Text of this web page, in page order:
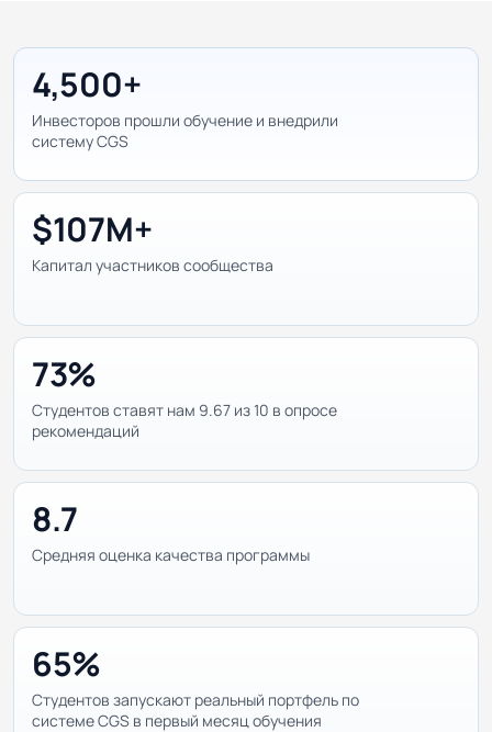
4,500+
Инвесторов прошли обучение и внедрили
систему CGS
$107M+
Капитал участников сообщества
73%
Студентов ставят нам 9.67 из 10 в опросе
рекомендаций
8.7
Средняя оценка качества программы
65%
Студентов запускают реальный портфель по
системе CGS в первый месяц обучения